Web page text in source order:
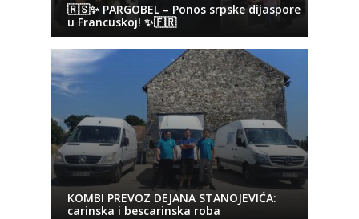
🇷🇸✨ PARGOBEL – Ponos srpske dijaspore
u Francuskoj! ✨🇫🇷
KOMBI PREVOZ DEJANA STANOJEVIĆA:
carinska i bescarinska roba